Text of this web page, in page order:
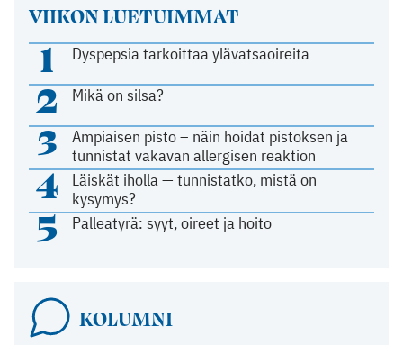
VIIKON LUETUIMMAT
1 Dyspepsia tarkoittaa ylävatsaoireita
2 Mikä on silsa?
3
Ampiaisen pisto – näin hoidat pistoksen ja
tunnistat vakavan allergisen reaktion
4
Läiskät iholla — tunnistatko, mistä on
kysymys?
5 Palleatyrä: syyt, oireet ja hoito
KOLUMNI